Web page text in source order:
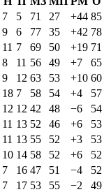
7 5 71 27 +44 85
9 6 77 35 +42 78
11 7 69 50 +19 71
8 11 56 49 +7
65
9 12 63 53 +10 60
18 7 58 54 +4
57
12 12 42 48 −6
54
11 13 52 46 +6
53
11 13 55 52 +3
53
10 14 58 52 +6
52
7 16 47 51 −4
52
7 17 53 55 −2
49